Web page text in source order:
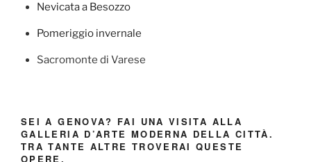
Nevicata a Besozzo
Pomeriggio invernale
Sacromonte di Varese
SEI A GENOVA? FAI UNA VISITA ALLA
GALLERIA D’ARTE MODERNA DELLA CITTÀ.
TRA TANTE ALTRE TROVERAI QUESTE
OPERE.